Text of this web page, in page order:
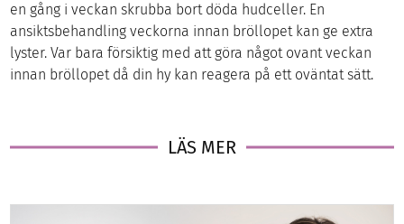
en gång i veckan skrubba bort döda hudceller. En
ansiktsbehandling veckorna innan bröllopet kan ge extra
lyster. Var bara försiktig med att göra något ovant veckan
innan bröllopet då din hy kan reagera på ett oväntat sätt.
LÄS MER